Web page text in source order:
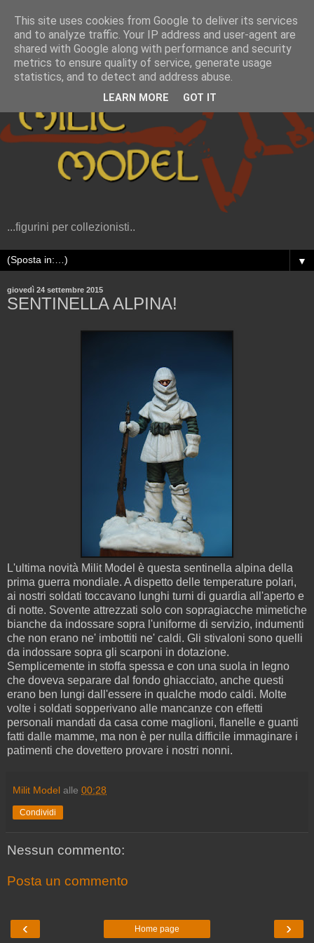
...figurini per collezionisti..
▼
giovedì 24 settembre 2015
SENTINELLA ALPINA!
L'ultima novità Milit Model è questa sentinella alpina della
prima guerra mondiale. A dispetto delle temperature polari,
ai nostri soldati toccavano lunghi turni di guardia all'aperto e
di notte. Sovente attrezzati solo con sopragiacche mimetiche
bianche da indossare sopra l'uniforme di servizio, indumenti
che non erano ne' imbottiti ne' caldi. Gli stivaloni sono quelli
da indossare sopra gli scarponi in dotazione.
Semplicemente in stoffa spessa e con una suola in legno
che doveva separare dal fondo ghiacciato, anche questi
erano ben lungi dall'essere in qualche modo caldi. Molte
volte i soldati sopperivano alle mancanze con effetti
personali mandati da casa come maglioni, flanelle e guanti
fatti dalle mamme, ma non è per nulla difficile immaginare i
patimenti che dovettero provare i nostri nonni.
Milit Model alle 00:28
Condividi
Nessun commento:
Posta un commento
‹ ›
Home page
This site uses cookies from Google to deliver its services
and to analyze traffic. Your IP address and user-agent are
shared with Google along with performance and security
metrics to ensure quality of service, generate usage
statistics, and to detect and address abuse.
LEARN MORE GOT IT